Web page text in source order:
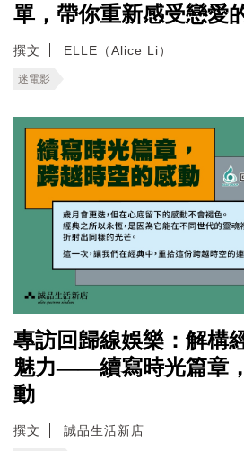
單，帶你重新感受戀愛
撰文 ELLE（Alice Li）
迷電影
專訪回歸線娛樂：解構
魅力——續寫時光篇章
動
撰文 誠品生活新店